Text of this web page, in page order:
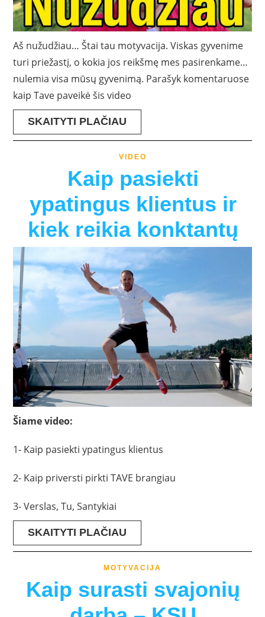
Aš nužudžiau… Štai tau motyvacija. Viskas gyvenime
turi priežastį, o kokia jos reikšmę mes pasirenkame…
nulemia visa mūsų gyvenimą. Parašyk komentaruose
kaip Tave paveikė šis video
SKAITYTI PLAČIAU
VIDEO
Kaip pasiekti
ypatingus klientus ir
kiek reikia konktantų
Šiame video:
1- Kaip pasiekti ypatingus klientus
2- Kaip priversti pirkti TAVE brangiau
3- Verslas, Tu, Santykiai
SKAITYTI PLAČIAU
MOTYVACIJA
Kaip surasti svajonių